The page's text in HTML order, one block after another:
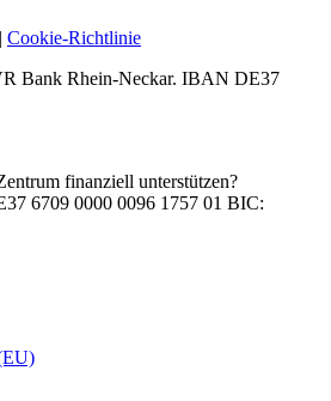
| Cookie-Richtlinie
Bank Rhein-Neckar. IBAN DE37
finanziell unterstützen?
6709 0000 0096 1757 01 BIC: